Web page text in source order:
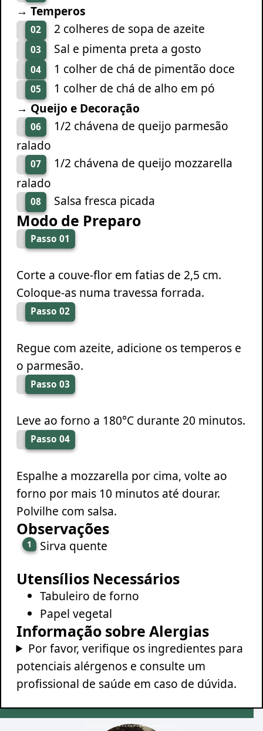
→ Temperos
02 2 colheres de sopa de azeite
03 Sal e pimenta preta a gosto
04 1 colher de chá de pimentão doce
05
1 colher de chá de alho em pó
→ Queijo e Decoração
06
1/2 chávena de queijo parmesão
ralado
07
1/2 chávena de queijo mozzarella
ralado
08 Salsa fresca picada
Modo de Preparo
Passo 01
Corte a couve-flor em fatias de 2,5 cm.
Coloque-as numa travessa forrada.
Passo 02
Regue com azeite, adicione os temperos e
o parmesão.
Passo 03
Leve ao forno a 180°C durante 20 minutos.
Passo 04
Espalhe a mozzarella por cima, volte ao
forno por mais 10 minutos até dourar.
Polvilhe com salsa.
Observações
Sirva quente
Utensílios Necessários
Tabuleiro de forno
Papel vegetal
Informação sobre Alergias
Por favor, verifique os ingredientes para
potenciais alérgenos e consulte um
profissional de saúde em caso de dúvida.